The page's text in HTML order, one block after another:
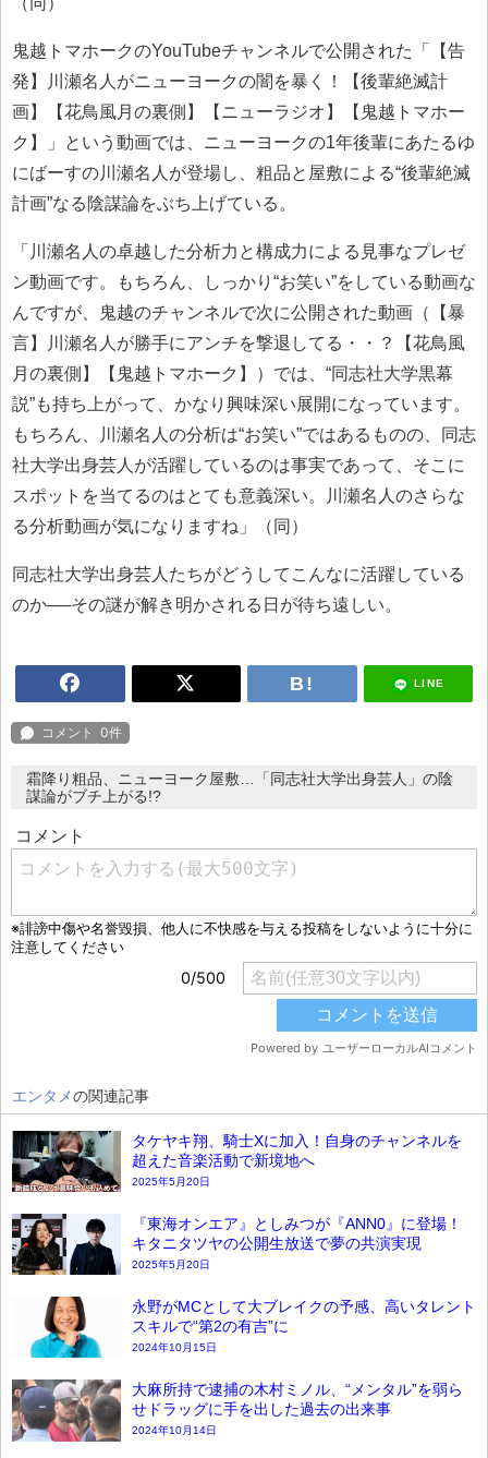
鬼越トマホークのYouTubeチャンネルで公開された「【告
発】川瀬名人がニューヨークの闇を暴く！【後輩絶滅計
画】【花鳥風月の裏側】【ニューラジオ】【鬼越トマホー
ク】」という動画では、ニューヨークの1年後輩にあたるゆ
にばーすの川瀬名人が登場し、粗品と屋敷による“後輩絶滅
計画”なる陰謀論をぶち上げている。
「川瀬名人の卓越した分析力と構成力による見事なプレゼ
ン動画です。もちろん、しっかり“お笑い”をしている動画な
んですが、鬼越のチャンネルで次に公開された動画（【暴
言】川瀬名人が勝手にアンチを撃退してる・・？【花鳥風
月の裏側】【鬼越トマホーク】）では、“同志社大学黒幕
説”も持ち上がって、かなり興味深い展開になっています。
もちろん、川瀬名人の分析は“お笑い”ではあるものの、同志
社大学出身芸人が活躍しているのは事実であって、そこに
スポットを当てるのはとても意義深い。川瀬名人のさらな
る分析動画が気になりますね」（同）
同志社大学出身芸人たちがどうしてこんなに活躍している
のか──その謎が解き明かされる日が待ち遠しい。
LINE
霜降り粗品、ニューヨーク屋敷…「同志社大学出身芸人」の陰
謀論がブチ上がる!?
エンタメの関連記事
タケヤキ翔、騎士Xに加入！自身のチャンネルを
超えた音楽活動で新境地へ
2025年5月20日
『東海オンエア』としみつが『ANN0』に登場！
キタニタツヤの公開生放送で夢の共演実現
2025年5月20日
永野がMCとして大ブレイクの予感、高いタレント
スキルで“第2の有吉”に
2024年10月15日
大麻所持で逮捕の木村ミノル、“メンタル”を弱ら
せドラッグに手を出した過去の出来事
2024年10月14日